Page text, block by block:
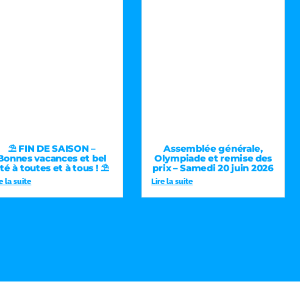
⛱️ FIN DE SAISON –
vacances et bel
à toutes et à tous ! ⛱️
la suite
Assemblée générale,
Olympiade et remise des
prix – Samedi 20 juin 2026
Lire la suite